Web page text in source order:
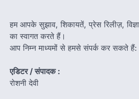
हम आपके सुझाव, शिकायतें, प्रेस रिलीज़,
का स्वागत करते हैं।
आप निम्न माध्यमों से हमसे संपर्क कर सकते हैं:
एडिटर / संपादक :
रोशनी देवी